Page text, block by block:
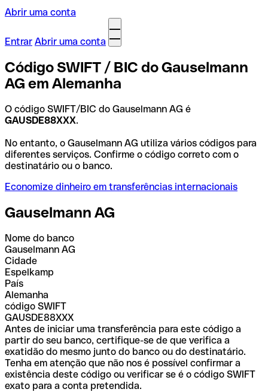
Abrir uma conta
Entrar Abrir uma conta
Código SWIFT / BIC do Gauselmann
AG em Alemanha
O código SWIFT/BIC do Gauselmann AG é
GAUSDE88XXX.
No entanto, o Gauselmann AG utiliza vários códigos para
diferentes serviços. Confirme o código correto com o
destinatário ou o banco.
Economize dinheiro em transferências internacionais
Gauselmann AG
Nome do banco
Gauselmann AG
Cidade
Espelkamp
País
Alemanha
código SWIFT
GAUSDE88XXX
Antes de iniciar uma transferência para este código a
partir do seu banco, certifique-se de que verifica a
exatidão do mesmo junto do banco ou do destinatário.
Tenha em atenção que não nos é possível confirmar a
existência deste código ou verificar se é o código SWIFT
exato para a conta pretendida.